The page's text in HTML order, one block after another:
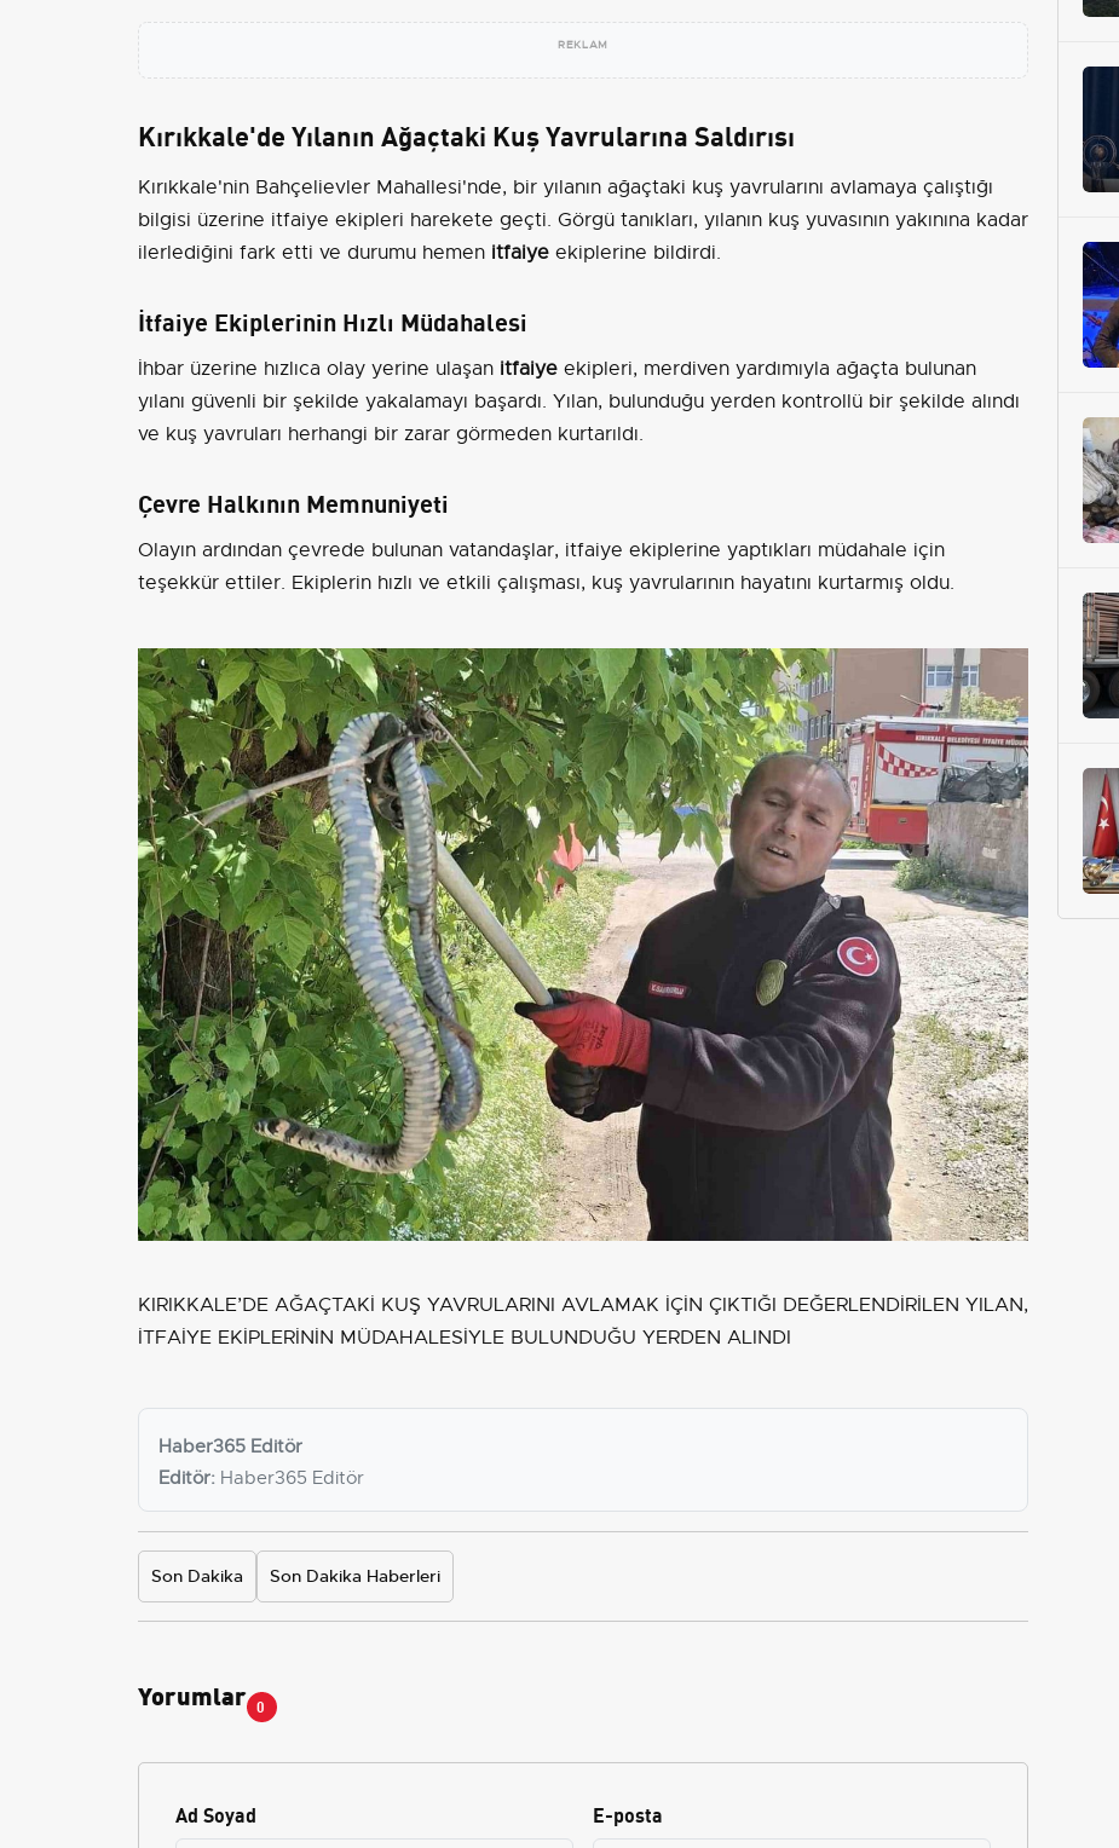
REKLAM
Kırıkkale'de Yılanın Ağaçtaki Kuş Yavrularına Saldırısı
Kırıkkale'nin Bahçelievler Mahallesi'nde, bir yılanın ağaçtaki kuş yavrularını avlamaya çalıştığı
bilgisi üzerine itfaiye ekipleri harekete geçti. Görgü tanıkları, yılanın kuş yuvasının yakınına kadar
ilerlediğini fark etti ve durumu hemen itfaiye ekiplerine bildirdi.
İtfaiye Ekiplerinin Hızlı Müdahalesi
İhbar üzerine hızlıca olay yerine ulaşan itfaiye ekipleri, merdiven yardımıyla ağaçta bulunan
yılanı güvenli bir şekilde yakalamayı başardı. Yılan, bulunduğu yerden kontrollü bir şekilde alındı
ve kuş yavruları herhangi bir zarar görmeden kurtarıldı.
Çevre Halkının Memnuniyeti
Olayın ardından çevrede bulunan vatandaşlar, itfaiye ekiplerine yaptıkları müdahale için
teşekkür ettiler. Ekiplerin hızlı ve etkili çalışması, kuş yavrularının hayatını kurtarmış oldu.
KIRIKKALE’DE AĞAÇTAKİ KUŞ YAVRULARINI AVLAMAK İÇİN ÇIKTIĞI DEĞERLENDİRİLEN YILAN,
İTFAİYE EKİPLERİNİN MÜDAHALESİYLE BULUNDUĞU YERDEN ALINDI
Haber365 Editör
Editör: Haber365 Editör
Son Dakika Son Dakika Haberleri
Yorumlar 0
Ad Soyad E-posta